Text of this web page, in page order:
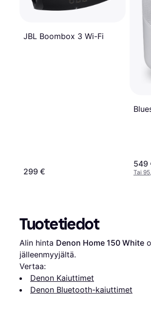
JBL Boombox 3 Wi-Fi
299 €
549
Tai
Tuotetiedot
Alin hinta Denon Home 150 White
jälleenmyyjältä.
Vertaa:
Denon Kaiuttimet
Denon Bluetooth-kaiuttimet